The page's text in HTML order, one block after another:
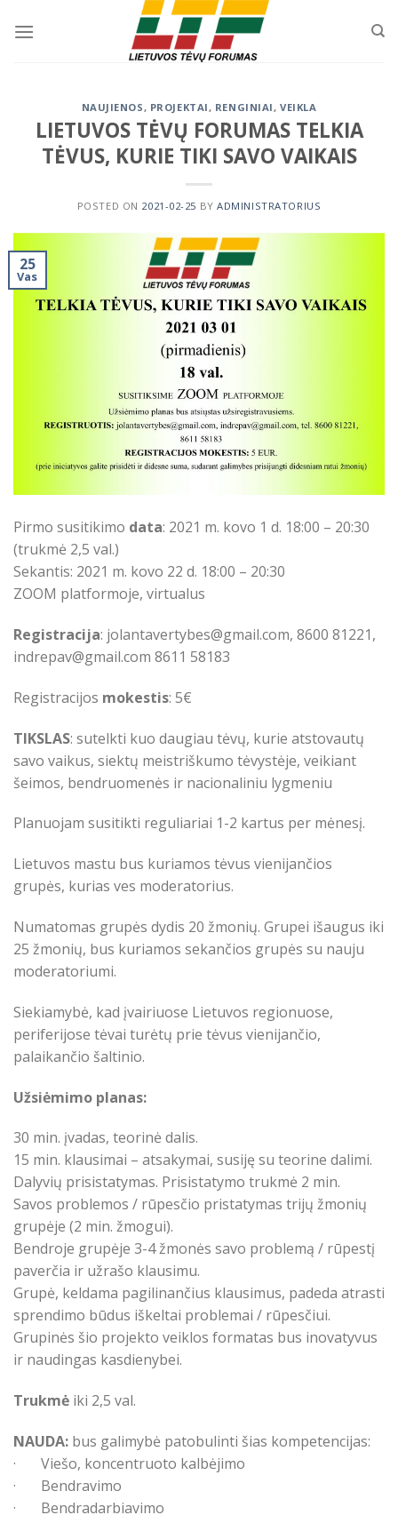
NAUJIENOS, PROJEKTAI, RENGINIAI,VEIKLA
LIETUVOS TĖVŲ FORUMAS TELKIA
TĖVUS, KURIE TIKI SAVO VAIKAIS
POSTED ON 2021-02-25 BYADMINISTRATORIUS
25
Vas
Pirmo susitikimo data: 2021 m. kovo 1 d. 18:00 – 20:30
(trukmė 2,5 val.)
Sekantis: 2021 m. kovo 22 d. 18:00 – 20:30
ZOOM platformoje, virtualus
Registracija: jolantavertybes@gmail.com, 8600 81221,
indrepav@gmail.com 8611 58183
Registracijos mokestis: 5€
TIKSLAS: sutelkti kuo daugiau tėvų, kurie atstovautų
savo vaikus, siektų meistriškumo tėvystėje, veikiant
šeimos, bendruomenės ir nacionaliniu lygmeniu
Planuojam susitikti reguliariai 1-2 kartus per mėnesį.
Lietuvos mastu bus kuriamos tėvus vienijančios
grupės, kurias ves moderatorius.
Numatomas grupės dydis 20 žmonių. Grupei išaugus iki
25 žmonių, bus kuriamos sekančios grupės su nauju
moderatoriumi.
Siekiamybė, kad įvairiuose Lietuvos regionuose,
periferijose tėvai turėtų prie tėvus vienijančio,
palaikančio šaltinio.
Užsiėmimo planas:
30 min. įvadas, teorinė dalis.
15 min. klausimai – atsakymai, susiję su teorine dalimi.
Dalyvių prisistatymas. Prisistatymo trukmė 2 min.
Savos problemos / rūpesčio pristatymas trijų žmonių
grupėje (2 min. žmogui).
Bendroje grupėje 3-4 žmonės savo problemą / rūpestį
paverčia ir užrašo klausimu.
Grupė, keldama pagilinančius klausimus, padeda atrasti
sprendimo būdus iškeltai problemai / rūpesčiui.
Grupinės šio projekto veiklos formatas bus inovatyvus
ir naudingas kasdienybei.
Trukmė iki 2,5 val.
NAUDA: bus galimybė patobulinti šias kompetencijas:
· Viešo, koncentruoto kalbėjimo
· Bendravimo
· Bendradarbiavimo